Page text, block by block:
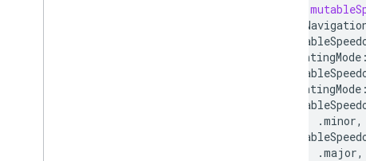
lightingMode :
lightingMode :
.minor,
.major,